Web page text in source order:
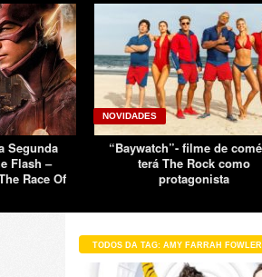
Segunda
Flash –
Race Of
NOVIDADES
“Baywatch”- filme de
terá The Rock como
protagonista
TODOS DA TAG: AMY FARRAH FOWLER